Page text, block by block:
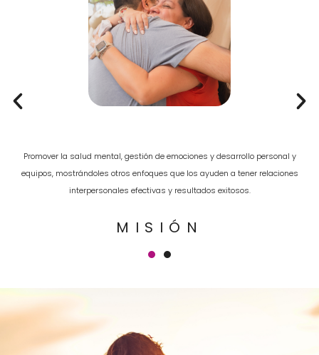
Promover la salud mental, gestión de emociones y desarrollo personal y
equipos, mostrándoles otros enfoques que los ayuden a tener relaciones
interpersonales efectivas y resultados exitosos.
MISIÓN